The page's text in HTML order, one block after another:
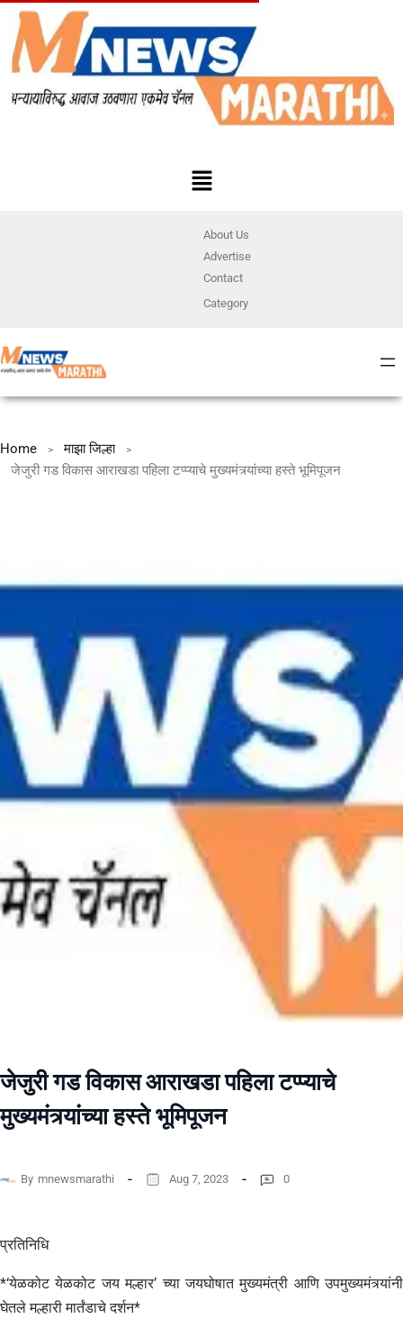
About Us
Advertise
Contact
Category
Home
माझा जिल्हा
जेजुरी गड विकास आराखडा पहिला टप्प्याचे मुख्यमंत्र्यांच्या हस्ते भूमिपूजन
जेजुरी गड विकास आराखडा पहिला टप्प्याचे
मुख्यमंत्र्यांच्या हस्ते भूमिपूजन
By mnewsmarathi Aug 7, 2023 0
प्रतिनिधि
*‘येळकोट येळकोट जय मल्हार’ च्या जयघोषात मुख्यमंत्री आणि उपमुख्यमंत्र्यांनी
घेतले मल्हारी मार्तंडाचे दर्शन*